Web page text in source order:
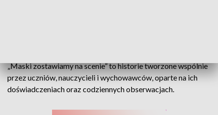
„Maski zostawiamy na scenie” to historie tworzone wspólnie
przez uczniów, nauczycieli i wychowawców, oparte na ich
doświadczeniach oraz codziennych obserwacjach.